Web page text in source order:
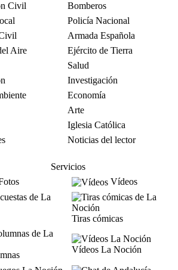
Civil
Bomberos
Policía Nacional
Armada Española
Aire
Ejército de Tierra
Salud
Investigación
Economía
Arte
Iglesia Católica
Noticias del lector
Servicios
Vídeos
Tiras cómicas
Vídeos La Noción